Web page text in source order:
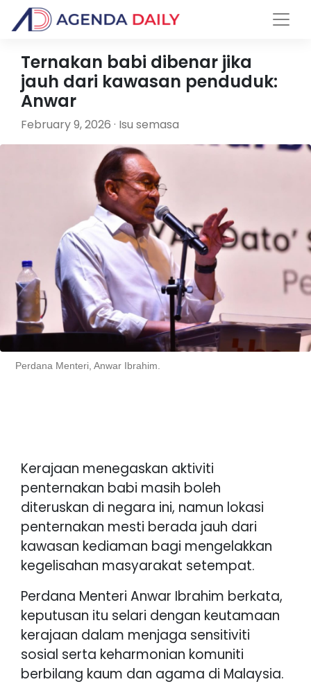
Ternakan babi dibenar jika
jauh dari kawasan penduduk:
Anwar
February 9, 2026 · Isu semasa
Perdana Menteri, Anwar Ibrahim.
Kerajaan menegaskan aktiviti
penternakan babi masih boleh
diteruskan di negara ini, namun lokasi
penternakan mesti berada jauh dari
kawasan kediaman bagi mengelakkan
kegelisahan masyarakat setempat.
Perdana Menteri Anwar Ibrahim berkata,
keputusan itu selari dengan keutamaan
kerajaan dalam menjaga sensitiviti
sosial serta keharmonian komuniti
berbilang kaum dan agama di Malaysia.